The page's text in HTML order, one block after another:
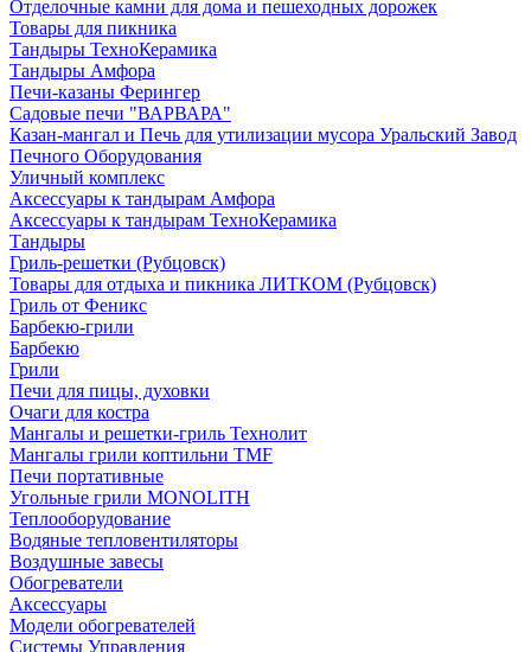
Отделочные камни для дома и пешеходных дорожек
Товары для пикника
Тандыры ТехноКерамика
Тандыры Амфора
Печи-казаны Ферингер
Садовые печи "ВАРВАРА"
Казан-мангал и Печь для утилизации мусора Уральский Завод
Печного Оборудования
Уличный комплекс
Аксессуары к тандырам Амфора
Аксессуары к тандырам ТехноКерамика
Тандыры
Гриль-решетки (Рубцовск)
Товары для отдыха и пикника ЛИТКОМ (Рубцовск)
Гриль от Феникс
Барбекю-грили
Барбекю
Грили
Печи для пицы, духовки
Очаги для костра
Мангалы и решетки-гриль Технолит
Мангалы грили коптильни TMF
Печи портативные
Угольные грили MONOLITH
Теплооборудование
Водяные тепловентиляторы
Воздушные завесы
Обогреватели
Аксессуары
Модели обогревателей
Системы Управления